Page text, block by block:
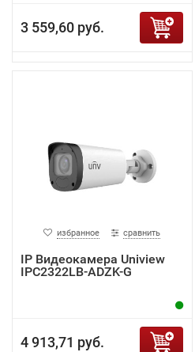
3 559,60 руб.
избранное сравнить
IP Видеокамера Uniview
IPC2322LB-ADZK-G
4 913,71 руб.